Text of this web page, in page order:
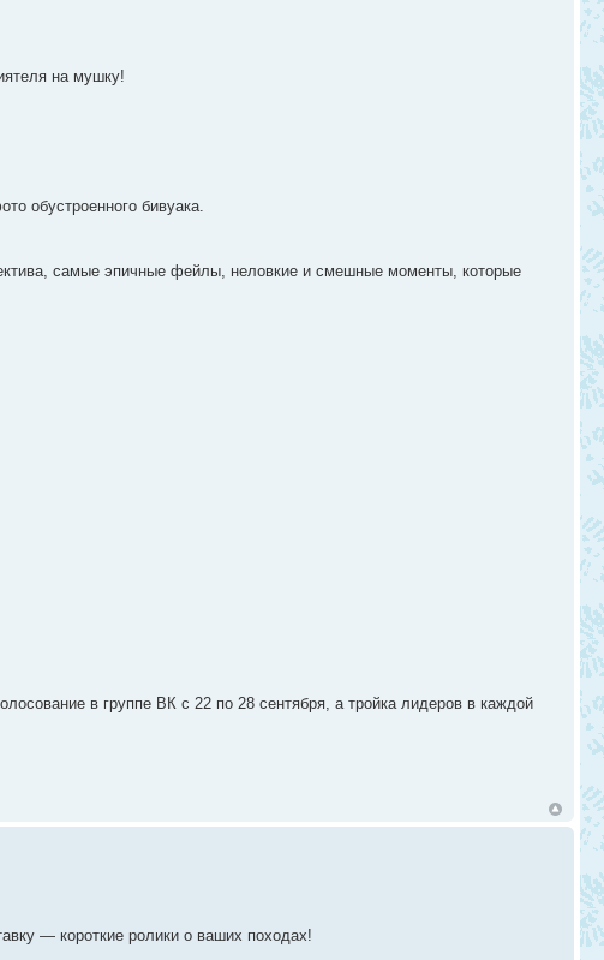
на мушку!
обустроенного бивуака.
самые эпичные фейлы, неловкие и смешные моменты, которые
в группе ВК с 22 по 28 сентября, а тройка лидеров в каждой
— короткие ролики о ваших походах!